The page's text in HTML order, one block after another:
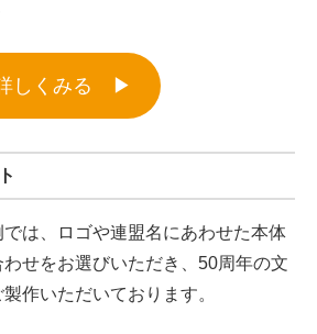
しくみる ▶︎
は、ロゴや連盟名にあわせた本体
せをお選びいただき、50周年の文
作いただいております。